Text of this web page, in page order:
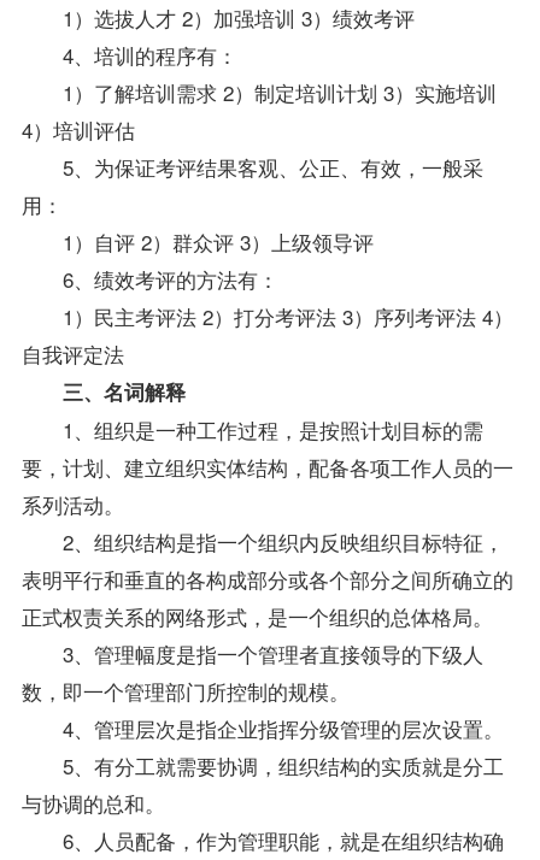
1）选拔人才 2）加强培训 3）绩效考评
4、培训的程序有：
1）了解培训需求 2）制定培训计划 3）实施培训
4）培训评估
5、为保证考评结果客观、公正、有效，一般采
用：
1）自评 2）群众评 3）上级领导评
6、绩效考评的方法有：
1）民主考评法 2）打分考评法 3）序列考评法 4）
自我评定法
三、名词解释
1、组织是一种工作过程，是按照计划目标的需
要，计划、建立组织实体结构，配备各项工作人员的一
系列活动。
2、组织结构是指一个组织内反映组织目标特征，
表明平行和垂直的各构成部分或各个部分之间所确立的
正式权责关系的网络形式，是一个组织的总体格局。
3、管理幅度是指一个管理者直接领导的下级人
数，即一个管理部门所控制的规模。
4、管理层次是指企业指挥分级管理的层次设置。
5、有分工就需要协调，组织结构的实质就是分工
与协调的总和。
6、人员配备，作为管理职能，就是在组织结构确